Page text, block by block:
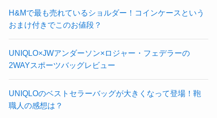
​H&Mで最も売れているショルダー！コインケースという
おまけ付きでこのお値段？
UNIQLO×JWアンダーソン×ロジャー・フェデラーの
2WAYスポーツバッグレビュー
​UNIQLOのベストセラーバッグが大きくなって登場！鞄
職人の感想は？